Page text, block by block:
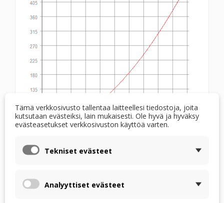
tilavuusvirtaan AV [m3/h] - lämmönvaihdin RX
02/200
Tämä verkkosivusto tallentaa laitteellesi tiedostoja, joita
kutsutaan evästeiksi, lain mukaisesti. Ole hyvä ja hyväksy
evästeasetukset verkkosivuston käyttöä varten.
Tekniset evästeet
Analyyttiset evästeet